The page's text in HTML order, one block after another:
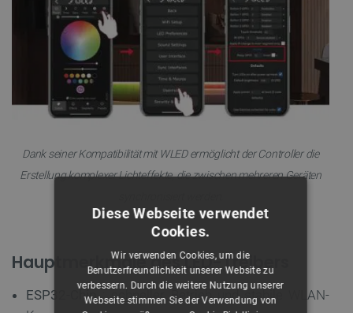
Dank seiner Kompatibilität mit WLED ermöglicht der Controller die
Erstellung komplexer Lichteffekte, die zwischen mehreren Geräten
Hauptmerkmale des LED-Treibers
ESP32-Chip: schneller Betrieb und stabile WLAN-
Diese Webseite verwendet
Cookies.
Wir verwenden Cookies, um die
Benutzerfreundlichkeit unserer Website zu
verbessern. Durch die weitere Nutzung unserer
Webseite stimmen Sie der Verwendung von